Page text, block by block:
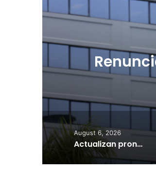
Nueva
August 6, 2026
Actualizan pronóstico para la temporada de huracanes